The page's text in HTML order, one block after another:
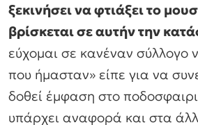
ξεκινήσει να φτιάξει το
βρίσκεται σε αυτήν την
εύχομαι σε κανέναν σύλλογο
που ήμασταν» είπε για να
δοθεί έμφαση στο
υπάρχει αναφορά και στα